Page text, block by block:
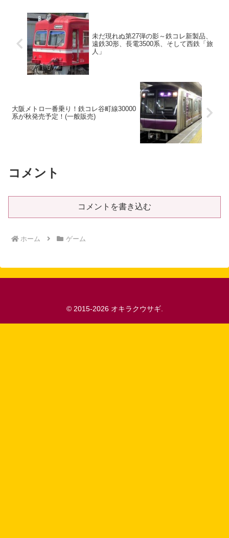
未だ現れぬ第27弾の影～鉄コレ新製品、
遠鉄30形、長電3500系、そして西鉄「旅
人」
大阪メトロ一番乗り！鉄コレ谷町線30000
系が秋発売予定！(一般販売)
コメント
コメントを書き込む
ホーム ゲーム
© 2015-2026 オキラクウサギ.